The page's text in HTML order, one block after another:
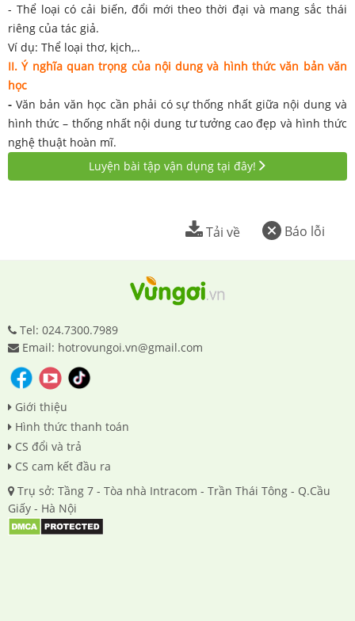
- Thể loại có cải biến, đổi mới theo thời đại và mang sắc thái
riêng của tác giả.
Ví dụ: Thể loại thơ, kịch,..
II. Ý nghĩa quan trọng của nội dung và hình thức văn bản văn
học
- Văn bản văn học cần phải có sự thống nhất giữa nội dung và
hình thức – thống nhất nội dung tư tưởng cao đẹp và hình thức
nghệ thuật hoàn mĩ.
Luyện bài tập vận dụng tại đây!
Báo lỗi
Tải về
Tel: 024.7300.7989
Email: hotrovungoi.vn@gmail.com
Giới thiệu
Hình thức thanh toán
CS đổi và trả
CS cam kết đầu ra
Trụ sở: Tầng 7 - Tòa nhà Intracom - Trần Thái Tông - Q.Cầu
Giấy - Hà Nội